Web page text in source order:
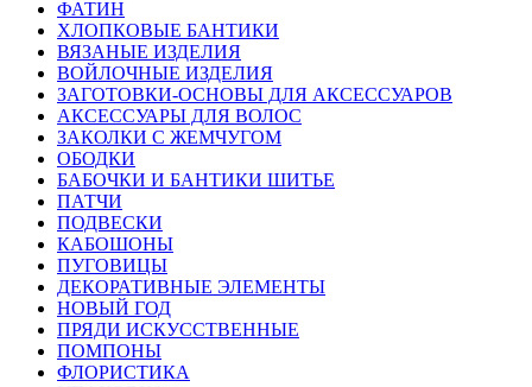
ФАТИН
ХЛОПКОВЫЕ БАНТИКИ
ВЯЗАНЫЕ ИЗДЕЛИЯ
ВОЙЛОЧНЫЕ ИЗДЕЛИЯ
ЗАГОТОВКИ-ОСНОВЫ ДЛЯ АКСЕССУАРОВ
АКСЕССУАРЫ ДЛЯ ВОЛОС
ЗАКОЛКИ С ЖЕМЧУГОМ
ОБОДКИ
БАБОЧКИ И БАНТИКИ ШИТЬЕ
ПАТЧИ
ПОДВЕСКИ
КАБОШОНЫ
ПУГОВИЦЫ
ДЕКОРАТИВНЫЕ ЭЛЕМЕНТЫ
НОВЫЙ ГОД
ПРЯДИ ИСКУССТВЕННЫЕ
ПОМПОНЫ
ФЛОРИСТИКА